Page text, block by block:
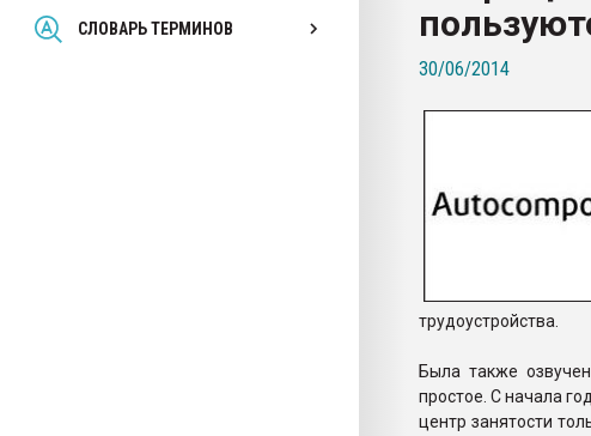
СЛОВАРЬ ТЕРМИНОВ
Всё, что касается выдува ПЭТ
бутылок
ПЕРЕЙТИ НА ФОРУМ
30/06/2014
трудоустройства.
Была также
простое. С начала
центр занятости